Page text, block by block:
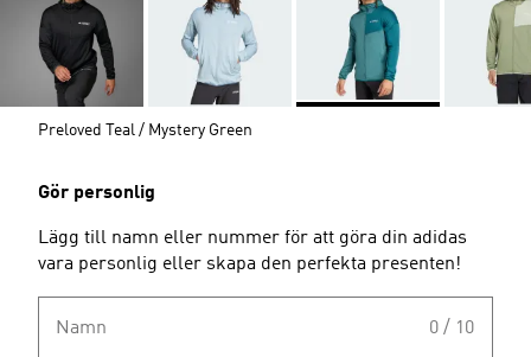
Preloved Teal / Mystery Green
Gör personlig
Lägg till namn eller nummer för att göra din adidas
vara personlig eller skapa den perfekta presenten!
Namn 0 / 10